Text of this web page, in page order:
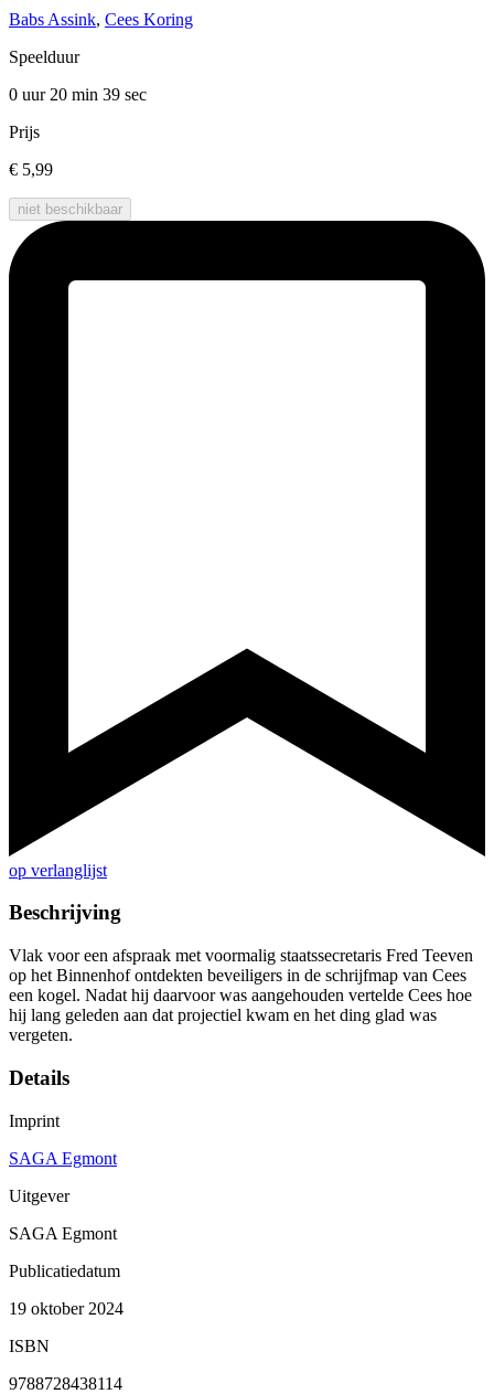
Babs Assink, Cees Koring
Speelduur
0 uur 20 min 39 sec
Prijs
€ 5,99
niet beschikbaar
op verlanglijst
Beschrijving
Vlak voor een afspraak met voormalig staatssecretaris Fred Teeven
op het Binnenhof ontdekten beveiligers in de schrijfmap van Cees
een kogel. Nadat hij daarvoor was aangehouden vertelde Cees hoe
hij lang geleden aan dat projectiel kwam en het ding glad was
vergeten.
Details
Imprint
SAGA Egmont
Uitgever
SAGA Egmont
Publicatiedatum
19 oktober 2024
ISBN
9788728438114